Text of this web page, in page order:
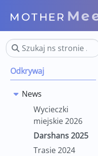
Odkrywaj
News
Wycieczki
miejskie 2026
Darshans 2025
Trasie 2024